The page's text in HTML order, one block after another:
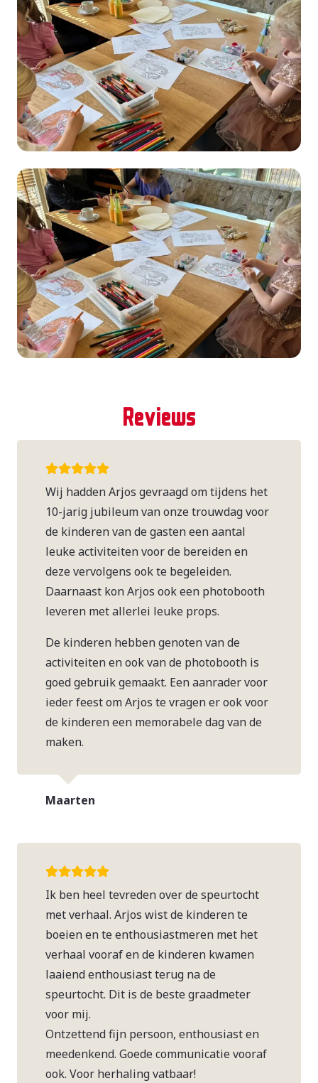
Reviews
Wij hadden Arjos gevraagd om tijdens het
10-jarig jubileum van onze trouwdag voor
de kinderen van de gasten een aantal
leuke activiteiten voor de bereiden en
deze vervolgens ook te begeleiden.
Daarnaast kon Arjos ook een photobooth
leveren met allerlei leuke props.
De kinderen hebben genoten van de
activiteiten en ook van de photobooth is
goed gebruik gemaakt. Een aanrader voor
ieder feest om Arjos te vragen er ook voor
de kinderen een memorabele dag van de
maken.
Maarten
Ik ben heel tevreden over de speurtocht
met verhaal. Arjos wist de kinderen te
boeien en te enthousiastmeren met het
verhaal vooraf en de kinderen kwamen
laaiend enthousiast terug na de
speurtocht. Dit is de beste graadmeter
voor mij.
Ontzettend fijn persoon, enthousiast en
meedenkend. Goede communicatie vooraf
ook. Voor herhaling vatbaar!